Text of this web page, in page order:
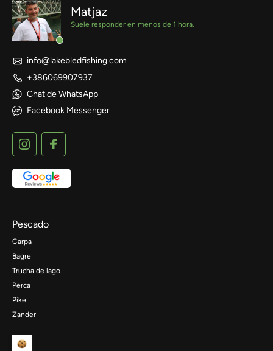
Matjaz
Suele responder en menos de 1 hora.
info@lakebledfishing.com
+386069907937
Chat de WhatsApp
Facebook Messenger
Pescado
Carpa
Bagre
Trucha de lago
Perca
Pike
Zander